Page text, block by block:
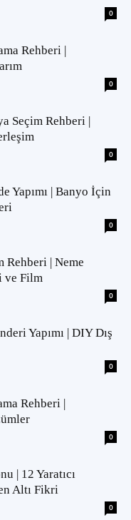
0
Rehberi |
0
Seçim Rehberi |
0
Yapımı | Banyo İçin
0
Rehberi | Neme
ve Film
0
Yapımı | DIY Dış
0
Rehberi |
0
| 12 Yaratıcı
Altı Fikri
0